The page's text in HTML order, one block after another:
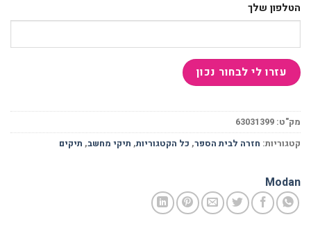
הטלפון שלך
מק"ט:63031399
קטגוריות:חזרה לבית הספר,כל הקטגוריות,תיקי מחשב,תיקים
Modan